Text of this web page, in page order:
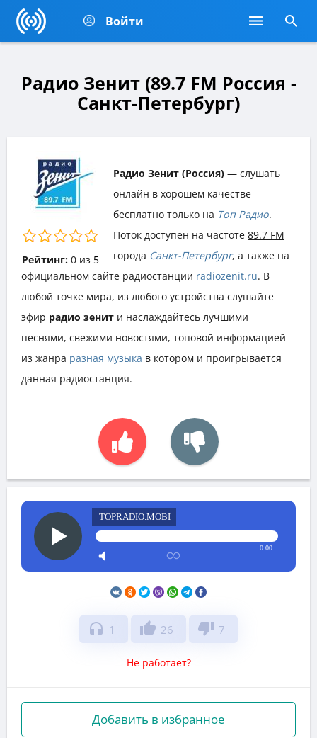
Войти
Радио Зенит (89.7 FM Россия -
Санкт-Петербург)
Рейтинг: 0из 5
Радио Зенит (Россия) — слушать
онлайн в хорошем качестве
бесплатно только на Топ Радио.
Поток доступен на частоте 89.7 FM
города Санкт-Петербург, а также на
официальном сайте радиостанции radiozenit.ru. В
любой точке мира, из любого устройства слушайте
эфир радио зенит и наслаждайтесь лучшими
песнями, свежими новостями, топовой информацией
из жанра разная музыка в котором и проигрывается
данная радиостанция.
TOPRADIO.MOBI
0:00
headphones 1 thumb_up 26 thumb_down 7
Не работает?
Добавить в избранное